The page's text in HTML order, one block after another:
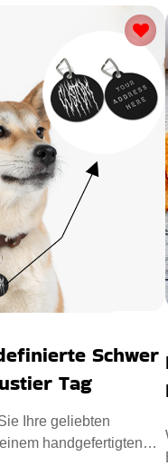
Schwer
Tag
Ihre geliebten
handgefertigten